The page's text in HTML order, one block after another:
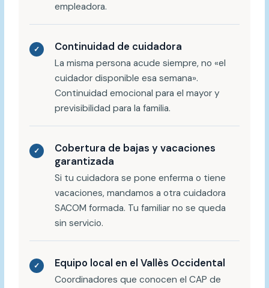
empleadora.
✓ Continuidad de cuidadora
La misma persona acude siempre, no «el
cuidador disponible esa semana».
Continuidad emocional para el mayor y
previsibilidad para la familia.
✓
Cobertura de bajas y vacaciones
garantizada
Si tu cuidadora se pone enferma o tiene
vacaciones, mandamos a otra cuidadora
SACOM formada. Tu familiar no se queda
sin servicio.
✓ Equipo local en el Vallès Occidental
Coordinadores que conocen el CAP de